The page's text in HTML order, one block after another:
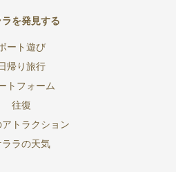
を発見する
ート遊び
帰り旅行
トフォーム
往復
トラクション
ララの天気